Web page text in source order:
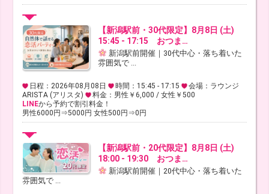
【新潟駅前・30代限定】8月8日 (土)
15:45 - 17:15 おつま…
新潟駅前開催｜30代中心・落ち着いた
雰囲気で ...
日程：2026年08月08日 時間：15:45 - 17:15
会場：ラウンジ
ARISTA (アリスタ)
料金：男性￥6,000 / 女性￥500
LINEから予約で割引料金！
男性6000円⇒5000円 女性500円⇒0円
【新潟駅前・20代限定】8月8日 (土)
18:00 - 19:30 おつま…
新潟駅前開催｜20代中心・落ち着いた
雰囲気で ...